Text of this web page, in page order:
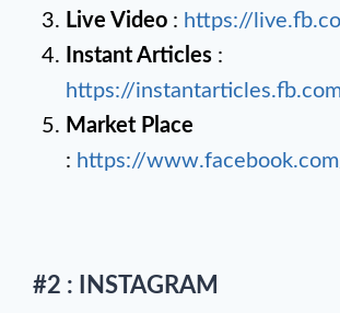
Live Video : https://
Instant Articles :
https://
Market Place
: https://
#2 : INSTAGRAM